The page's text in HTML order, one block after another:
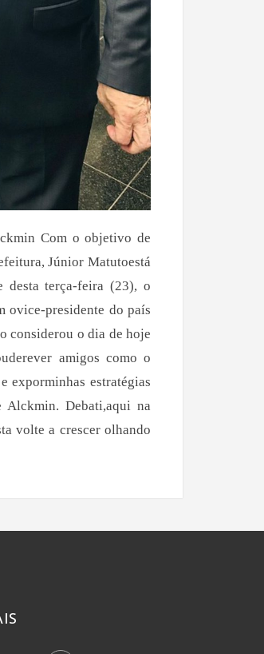
Com o objetivo de
Júnior Matutoestá
desta terça-feira (23), o
ovice-presidente do país
considerou o dia de hoje
amigos como o
exporminhas estratégias
Debati,aqui na
volte a crescer olhando